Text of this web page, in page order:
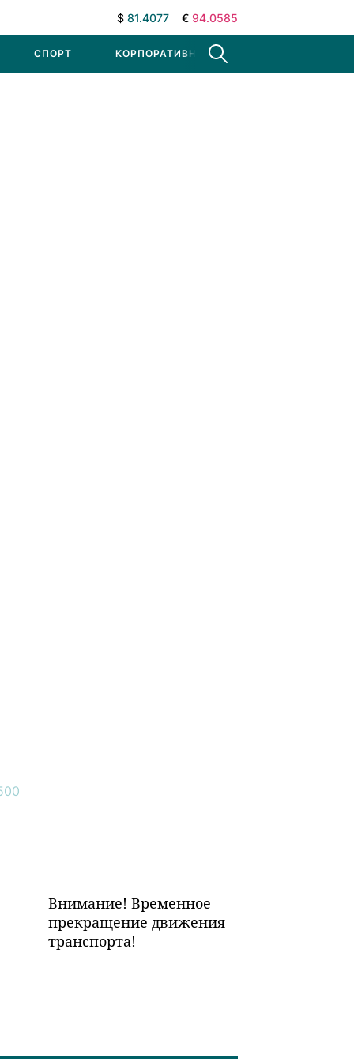
$ 81.4077 € 94.0585
СПОРТ КОРПОРАТИВНЫЕ НОВОСТИ
Внимание! Временное
прекращение движения
транспорта!